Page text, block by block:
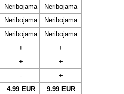
Neribojama
Neribojama
Neribojama
Neribojama
Neribojama
Neribojama
+
+
+
+
-
+
4.99 EUR 9.99 EUR